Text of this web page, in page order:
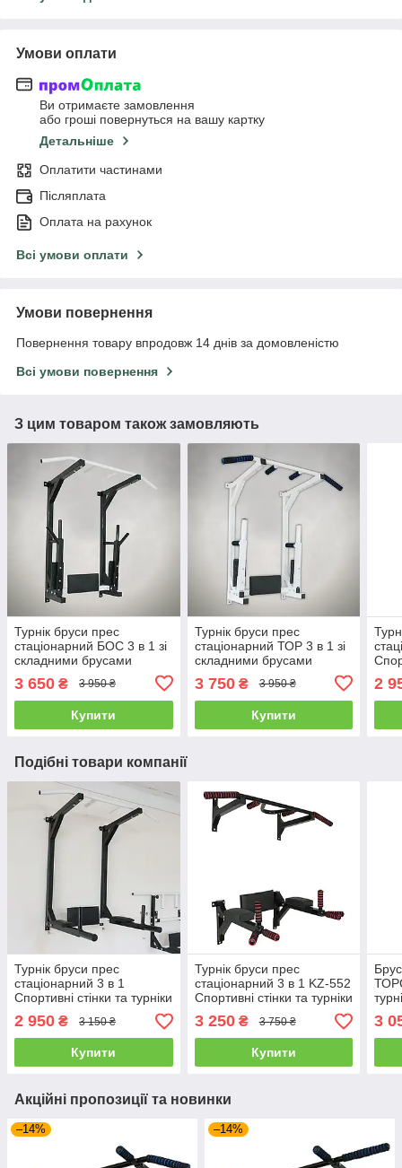
Умови оплати
Ви отримаєте замовлення
або гроші повернуться на вашу картку
Детальніше
Оплатити частинами
Післяплата
Оплата на рахунок
Всі умови оплати
Умови повернення
Повернення товару впродовж 14 днів за домовленістю
Всі умови повернення
З цим товаром також замовляють
Турнік бруси прес
стаціонарний БОС 3 в 1 зі
складними брусами
Спортивні стінки та турніки
для дому
3 650 ₴ 3 950 ₴
Купити
Турнік бруси прес
стаціонарний ТОР 3 в 1 зі
складними брусами
Спортивні стінки та турніки
для дому
3 750₴ 3 950 ₴
Купити
2
Подібні товари компанії
Турнік бруси прес
стаціонарний 3 в 1
Спортивні стінки та турніки
для дому
2 950 ₴ 3 150 ₴
Купити
Турнік бруси прес
стаціонарний 3 в 1 KZ-552
Спортивні стінки та турніки
для дому Чорний
3 250₴ 3 750 ₴
Купити
3
Акційні пропозиції та новинки
–14% –14%